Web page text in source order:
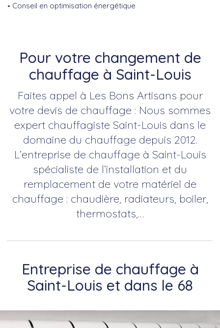
Conseil en optimisation énergétique
Pour votre changement de
chauffage à Saint-Louis
Faites appel à Les Bons Artisans pour
votre devis de chauffage : Nous sommes
expert chauffagiste Saint-Louis dans le
domaine du chauffage depuis 2012.
L’entreprise de chauffage à Saint-Louis
spécialiste de l’installation et du
remplacement de votre matériel de
chauffage : chaudière, radiateurs, boiler,
thermostats,…
Entreprise de chauffage à
Saint-Louis et dans le 68